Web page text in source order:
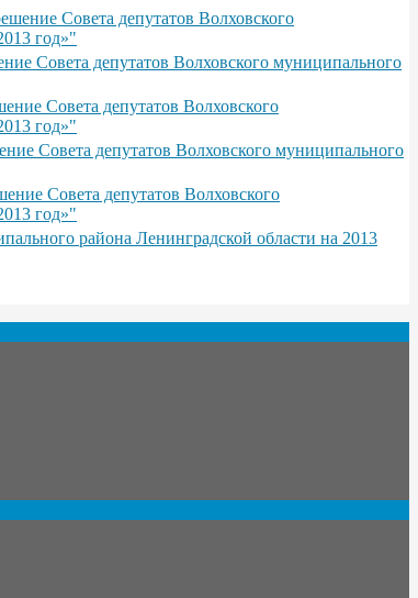
Совета депутатов Волховского
год»"
Совета депутатов Волховского муниципального
Совета депутатов Волховского
год»"
Совета депутатов Волховского муниципального
Совета депутатов Волховского
год»"
района Ленинградской области на 2013